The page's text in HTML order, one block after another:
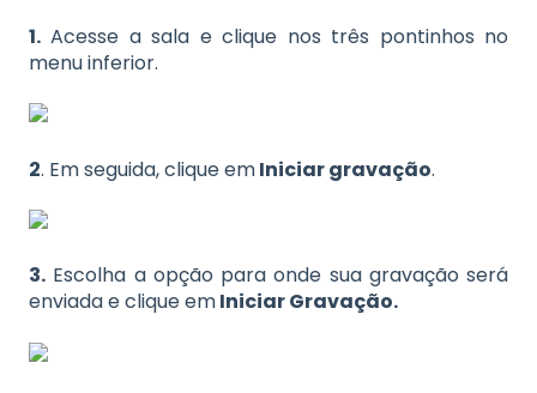
1. Acesse a sala e clique nos três pontinhos no
menu inferior.
2. Em seguida, clique emIniciar gravação.
3. Escolha a opção para onde sua gravação será
enviada e clique emIniciar Gravação.